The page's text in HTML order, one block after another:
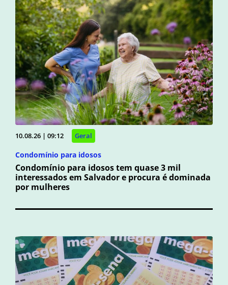
10.08.26 | 09:12 Geral
Condomínio para idosos
Condomínio para idosos tem quase 3 mil
interessados em Salvador e procura é dominada
por mulheres